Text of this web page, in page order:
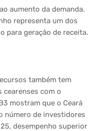
aumento da demanda.
representa um dos
para geração de receita.
também tem
cearenses com o
mostram que o Ceará
número de investidores
desempenho superior